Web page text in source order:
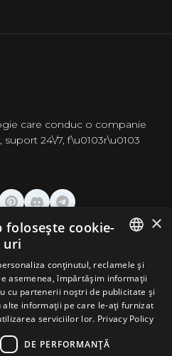
care conduc o companie
24\/7, f\u0103r\u0103
ENGLISH
GERMAN
ROMANIAN
×
folosește cookie-
uri
conținutul, reclamele și
asemenea, împărtășim informații
cu partenerii noștri de publicitate și
alte informații pe care le-ați furnizat
serviciilor lor. Privacy Policy
DE PERFORMANȚĂ